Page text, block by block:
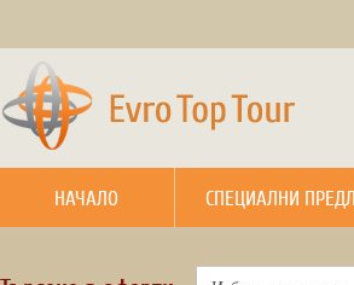
НАЧАЛО СПЕЦИАЛНИ